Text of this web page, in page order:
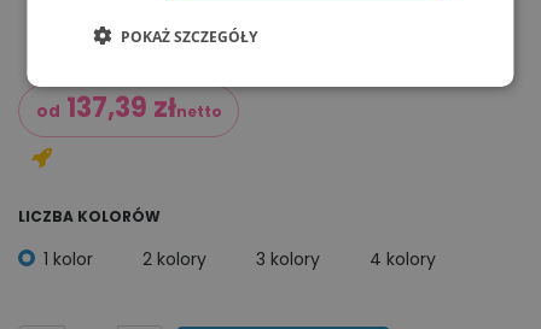
od 137,39 złnetto
LICZBA KOLORÓW
1 kolor 2 kolory 3 kolory 4 kolory
POKAŻ SZCZEGÓŁY